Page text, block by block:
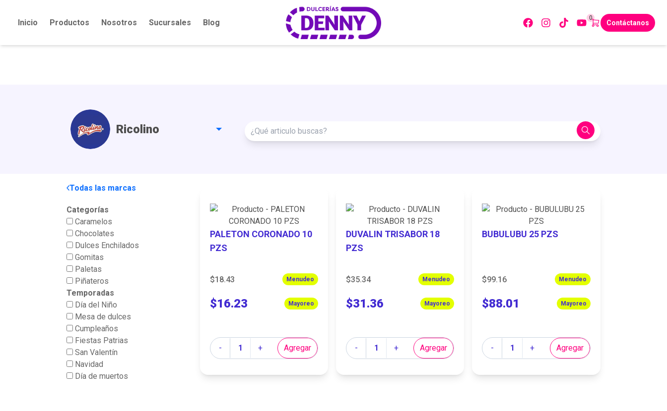
Inicio Productos Nosotros Sucursales Blog Contáctanos
0
Ricolino
articulo
Todas las marcas
Categorías
Caramelos
Chocolates
Dulces Enchilados
Gomitas
Paletas
Piñateros
Temporadas
Día del Niño
Mesa de dulces
Cumpleaños
Fiestas Patrias
San Valentín
Navidad
Día de muertos
PALETON CORONADO 10
PZS
$18.43 Menudeo
$16.23 Mayoreo
-
Cantidad + Agregar
DUVALIN TRISABOR 18
PZS
$35.34 Menudeo
$31.36 Mayoreo
-
Cantidad + Agregar
BUBULUBU 25 PZS
$99.16 Menudeo
$88.01 Mayoreo
-
Cantidad + Agregar